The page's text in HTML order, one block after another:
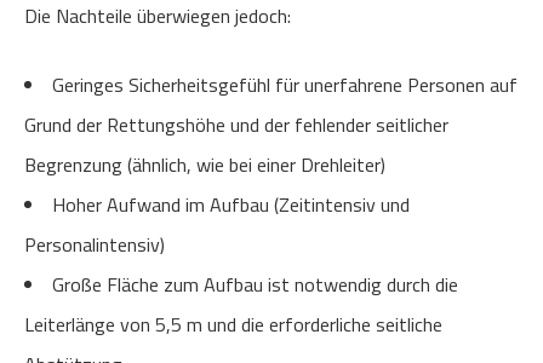
Die Nachteile überwiegen jedoch:
Geringes Sicherheitsgefühl für unerfahrene Personen auf
Grund der Rettungshöhe und der fehlender seitlicher
Begrenzung (ähnlich, wie bei einer Drehleiter)
Hoher Aufwand im Aufbau (Zeitintensiv und
Personalintensiv)
Große Fläche zum Aufbau ist notwendig durch die
Leiterlänge von 5,5 m und die erforderliche seitliche